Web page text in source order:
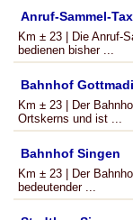
Anruf-Sammel-
Km ± 23 | Die Anruf-
bedienen bisher ...
Bahnhof
Km ± 23 | Der
Ortskerns und ist ...
Bahnhof Singen
Km ± 23 | Der
bedeutender ...